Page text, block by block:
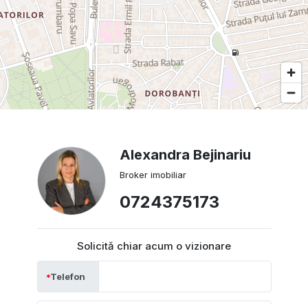
Alexandra Bejinariu
Broker imobiliar
0724375173
Solicită chiar acum o vizionare
Telefon